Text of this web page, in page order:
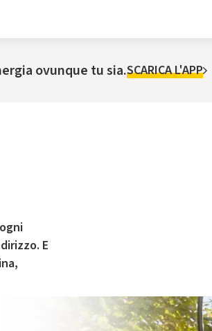
ovunque tu sia.SCARICA L'APP
E